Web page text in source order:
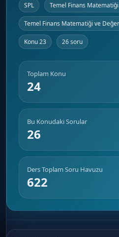
SPL Temel Finans
Temel Finans Matematiği ve
Konu 23 26 soru
Toplam Konu
24
Bu Konudaki Sorular
26
Ders Toplam Soru Havuzu
622